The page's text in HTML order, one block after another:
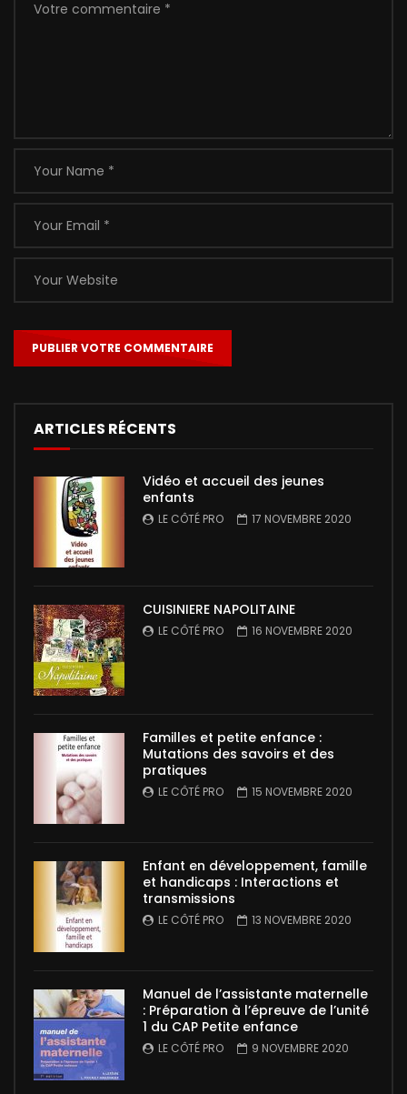
ARTICLES RÉCENTS
Vidéo et accueil des jeunes
enfants
LE CÔTÉ PRO 17 NOVEMBRE 2020
CUISINIERE NAPOLITAINE
LE CÔTÉ PRO 16 NOVEMBRE 2020
Familles et petite enfance :
Mutations des savoirs et des
pratiques
LE CÔTÉ PRO 15 NOVEMBRE 2020
Enfant en développement, famille
et handicaps : Interactions et
transmissions
LE CÔTÉ PRO 13 NOVEMBRE 2020
Manuel de l’assistante maternelle
: Préparation à l’épreuve de l’unité
1 du CAP Petite enfance
LE CÔTÉ PRO 9 NOVEMBRE 2020